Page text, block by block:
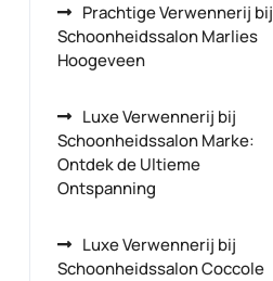
Prachtige Verwennerij bij
Schoonheidssalon Marlies
Hoogeveen
Luxe Verwennerij bij
Schoonheidssalon Marke:
Ontdek de Ultieme
Ontspanning
Luxe Verwennerij bij
Schoonheidssalon Coccole